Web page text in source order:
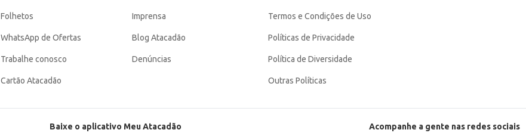
Folhetos
WhatsApp de Ofertas
Trabalhe conosco
Cartão Atacadão
Imprensa
Blog Atacadão
Denúncias
Termos e Condições de Uso
Políticas de Privacidade
Política de Diversidade
Outras Políticas
Baixe o aplicativo Meu Atacadão Acompanhe a gente nas redes sociais